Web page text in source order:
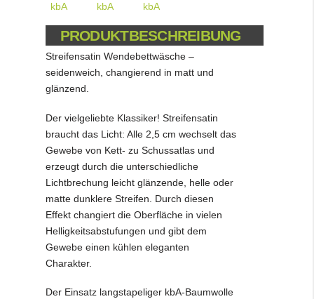
PRODUKTBESCHREIBUNG
Streifensatin Wendebettwäsche –
seidenweich, changierend in matt und
glänzend.
Der vielgeliebte Klassiker! Streifensatin
braucht das Licht: Alle 2,5 cm wechselt das
Gewebe von Kett- zu Schussatlas und
erzeugt durch die unterschiedliche
Lichtbrechung leicht glänzende, helle oder
matte dunklere Streifen. Durch diesen
Effekt changiert die Oberfläche in vielen
Helligkeitsabstufungen und gibt dem
Gewebe einen kühlen eleganten
Charakter.
Der Einsatz langstapeliger kbA-Baumwolle